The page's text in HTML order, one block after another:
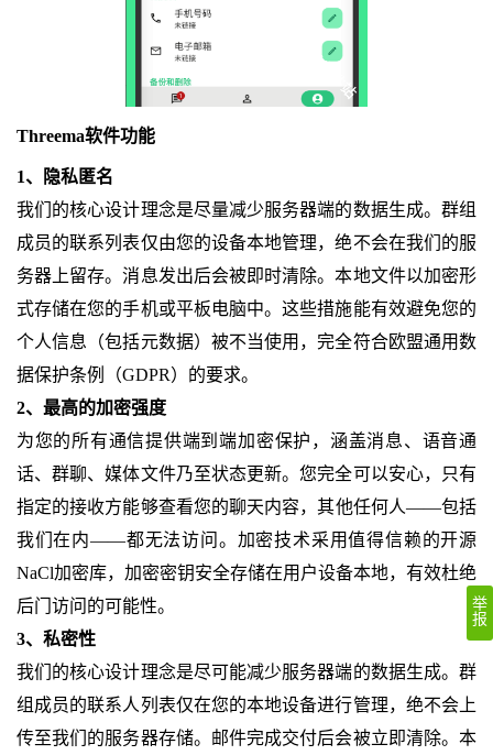
Threema软件功能
1、隐私匿名
我们的核心设计理念是尽量减少服务器端的数据生成。群组
成员的联系列表仅由您的设备本地管理，绝不会在我们的服
务器上留存。消息发出后会被即时清除。本地文件以加密形
式存储在您的手机或平板电脑中。这些措施能有效避免您的
个人信息（包括元数据）被不当使用，完全符合欧盟通用数
据保护条例（GDPR）的要求。
2、最高的加密强度
为您的所有通信提供端到端加密保护，涵盖消息、语音通
话、群聊、媒体文件乃至状态更新。您完全可以安心，只有
指定的接收方能够查看您的聊天内容，其他任何人——包括
我们在内——都无法访问。加密技术采用值得信赖的开源
NaCl加密库，加密密钥安全存储在用户设备本地，有效杜绝
后门访问的可能性。
3、私密性
我们的核心设计理念是尽可能减少服务器端的数据生成。群
组成员的联系人列表仅在您的本地设备进行管理，绝不会上
传至我们的服务器存储。邮件完成交付后会被立即清除。本
举
报